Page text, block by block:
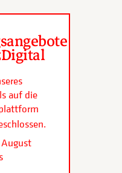
auf die